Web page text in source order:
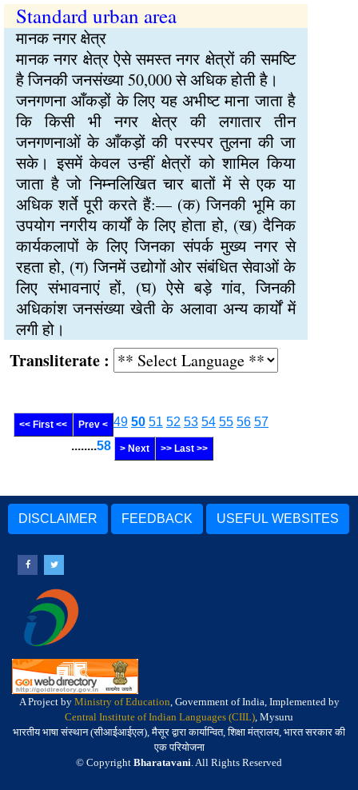
Standard urban area
मानक नगर क्षेत्र
मानक नगर क्षेत्र ऐसे समस्त नगर क्षेत्रों की समष्टि
है जिनकी जनसंख्या 50,000 से अधिक होती है।
जनगणना आँकड़ों के लिए यह अभीष्ट माना जाता है
कि किसी भी नगर क्षेत्र की लगातार तीन
जनगणनाओं के आँकड़ों की परस्पर तुलना की जा
सके। इसमें केवल उन्हीं क्षेत्रों को शामिल किया
जाता है जो निम्नलिखित चार बातों में से एक या
अधिक शर्ते पूरी करते हैं:— (क) जिनकी भूमि का
उपयोग नगरीय कार्यों के लिए होता हो, (ख) दैनिक
कार्यकलापों के लिए जिनका संपर्क मुख्य नगर से
रहता हो, (ग) जिनमें उद्योगों ओर संबंधित सेवाओं के
लिए संभावनाएं हों, (घ) ऐसे बड़े गांव, जिनकी
अधिकांश जनसंख्या खेती के अलावा अन्य कार्यों में
लगी हो।
:
<< First << Prev < 49 50 51 52 53 54 55 56 57
........58 > Next >> Last >>
DISCLAIMER FEEDBACK USEFUL WEBSITES
A Project by Ministry of Education, Government of India, Implemented by
Central Institute of Indian Languages (CIIL), Mysuru
भारतीय भाषा संस्थान (सीआईआईएल), मैसूर द्वारा कार्यान्वित, शिक्षा मंत्रालय, भारत सरकार की
एक परियोजना
© Copyright Bharatavani. All Rights Reserved